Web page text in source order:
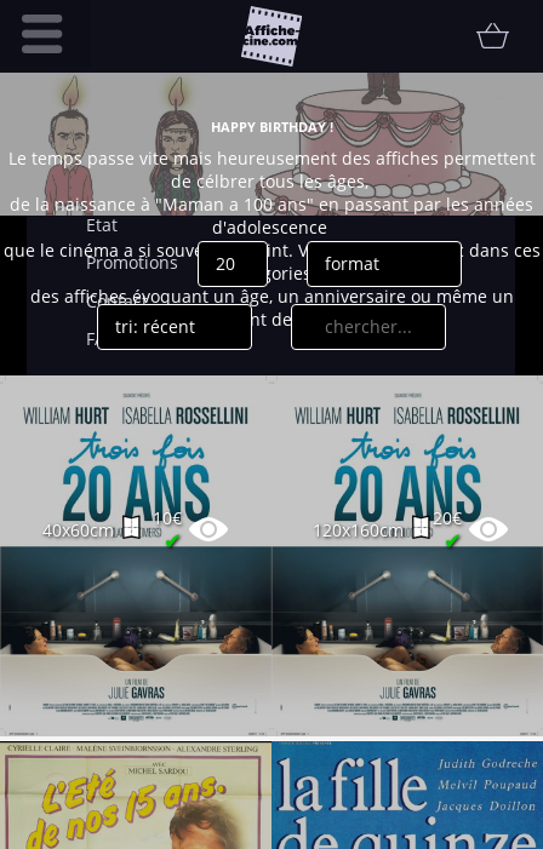
Accueil
Infos pratiques
Affiche
Etat
Promotions
Contact
FAQ
Collectionneur
Vendu
Thématiques
Partenaires
Vendre
HAPPY BIRTHDAY !
Le temps passe vite mais heureusement des affiches permettent
de célbrer tous les âges,
de la naissance à "Maman a 100 ans" en passant par les années
d'adolescence
que le cinéma a si souvent dépeint. Vous trouverez donc dans ces
catégories
des affiches évoquant un âge, un anniversaire ou même un
moment de la vie.
40x60cm
10€
✔ 120x160cm
20€
✔